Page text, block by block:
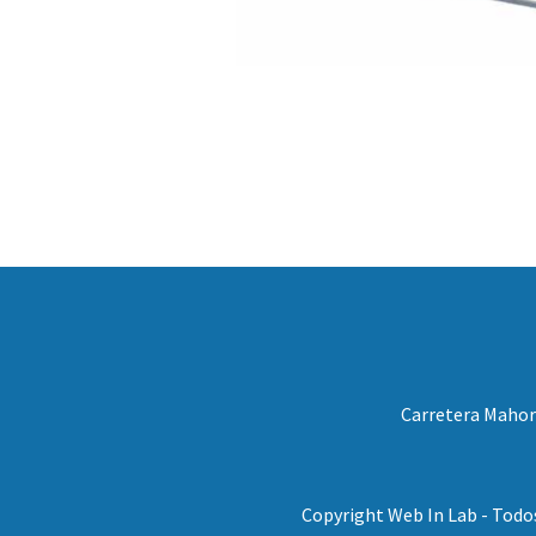
Carretera
Copyright Web In Lab -